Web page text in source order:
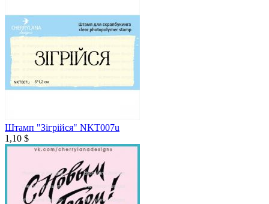
Штамп "Зігрійся" NKT007u
1,10 $